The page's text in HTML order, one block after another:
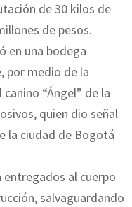
de 30 kilos de
de pesos.
en una bodega
por medio de la
“Ángel” de la
quien dio señal
la ciudad de Bogotá
al cuerpo
salvaguardando